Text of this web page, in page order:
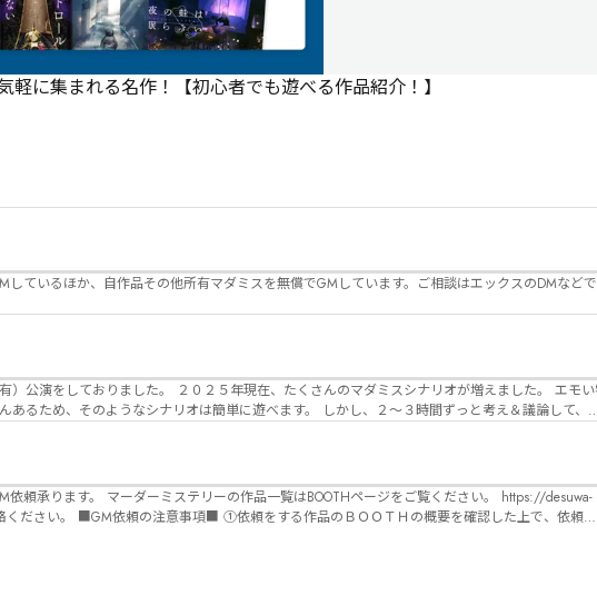
に集まれる名作！【初心者でも遊べる作品紹介！】
ているほか、自作品その他所有マダミスを無償でGMしています。ご相談はエックスのDMなどで
マダミスシナリオが増えました。 エモい物
は簡単に遊べます。 しかし、２～３時間ずっと考え＆議論して、見
ことが難しくなっていませんか？ そんな本格推理マダミスをお届けしま
す。 マーダーミステリーの作品一覧はBOOTHページをご覧ください。 https://desuwa-
ん。 ⑤批判目的等、作品を楽しむつもりのない方は参加をご